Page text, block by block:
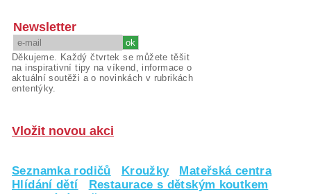
Newsletter
Děkujeme. Každý čtvrtek se můžete těšit
na inspirativní tipy na víkend, informace o
aktuální soutěži a o novinkách v rubrikách
ententýky.
Vložit novou akci
Seznamka rodičů Kroužky
Mateřská centra
Hlídání dětí
Restaurace s dětským koutkem